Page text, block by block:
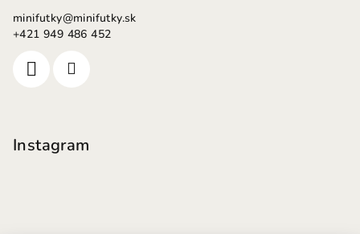
minifutky@minifutky.sk
+421 949 486 452
Instagram